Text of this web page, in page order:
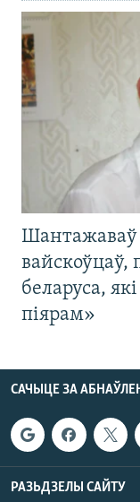
Шантажаваў
вайскоўцаў,
беларуса,
піярам»
САЧЫЦЕ ЗА
РАЗЬДЗЕЛЫ САЙТУ